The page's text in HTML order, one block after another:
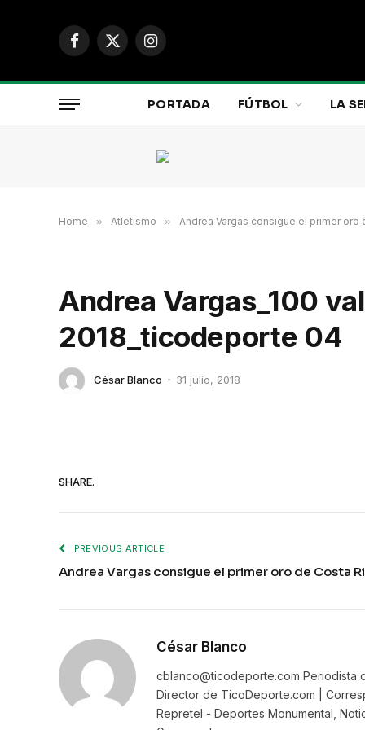
Facebook
X
Instagram
PORTADA FÚTBOL LA
Home » Atletismo » Andrea Vargas consigue el primer oro
Andrea Vargas_100
2018_ticodeporte 04
César Blanco 31 julio, 2018
SHARE.
PREVIOUS ARTICLE
Andrea Vargas consigue el primer oro de Costa
César Blanco
cblanco@ticodeporte.com Periodista
Director de TicoDeporte.com |
Repretel - Deportes Monumental,